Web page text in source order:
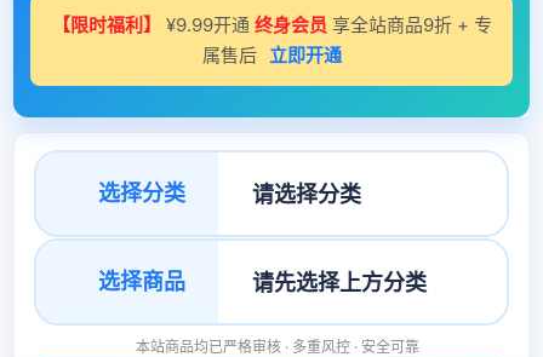
【限时福利】 ¥9.99开通 终身会员 享全站商品9折 + 专
属售后 立即开通
选择分类
选择商品
本站商品均已严格审核 · 多重风控 · 安全可靠